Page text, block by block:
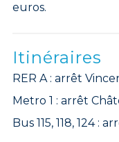
euros.
Itinéraires
RER A : arrêt
Metro 1 : arrêt
Bus 115, 118, 124 :